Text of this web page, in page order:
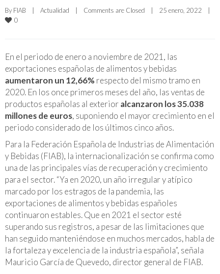
By FIAB | Actualidad | Comments are Closed | 25 enero, 2022 |
0
En el periodo de enero a noviembre de 2021, las
exportaciones españolas de alimentos y bebidas
aumentaron un 12,66% respecto del mismo tramo en
2020. En los once primeros meses del año, las ventas de
productos españolas al exterior alcanzaron los 35.038
millones de euros, suponiendo el mayor crecimiento en el
periodo considerado de los últimos cinco años.
Para la Federación Española de Industrias de Alimentación
y Bebidas (FIAB), la internacionalización se confirma como
una de las principales vías de recuperación y crecimiento
para el sector. “Ya en 2020, un año irregular y atípico
marcado por los estragos de la pandemia, las
exportaciones de alimentos y bebidas españoles
continuaron estables. Que en 2021 el sector esté
superando sus registros, a pesar de las limitaciones que
han seguido manteniéndose en muchos mercados, habla de
la fortaleza y excelencia de la industria española”, señala
Mauricio García de Quevedo, director general de FIAB.